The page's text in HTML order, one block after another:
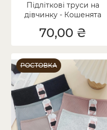
Підліткові труси на
дівчинку - Кошенята
70,00 ₴
РОСТОВКА